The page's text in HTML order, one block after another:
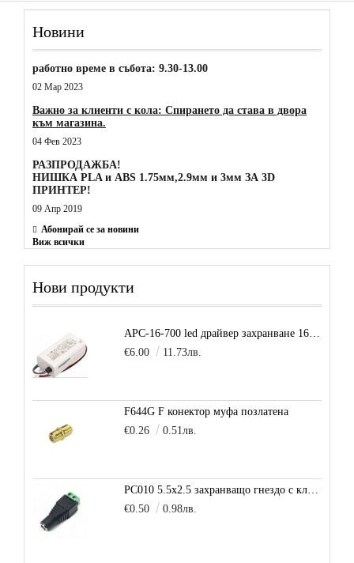
Бледо жълт или почти невидим – банкнотата е истинска.
Тъмнокафяв или черен – вероятно е фалшива.
Чертата изчезва след няколко минути, без да оставя следа върху
Как работи това? Истинските банкноти са направени от специална
хартия или памук, която не реагира с химикала в маркера.
Фалшивите обикновено са от обикновена хартия, която влиза в
реакция и променя цвета на мастилото.
Новини
работно време в събота: 9.30-13.00
02 Мар 2023
Важно за клиенти с кола: Спирането да става в двора
към магазина.
04 Фев 2023
РАЗПРОДАЖБА!
НИШКА PLA и ABS 1.75мм,2.9мм и 3мм ЗА 3D
ПРИНТЕР!
09 Апр 2019
Абонирай се за новини
Виж всички
Нови продукти
APC-16-700 led драйвер захранване 16.8W 700mA
€6.00
11.73лв.
F644G F конектор муфа позлатена
€0.26
0.51лв.
PC010 5.5x2.5 захранващо гнездо с клема за кабел
€0.50
0.98лв.